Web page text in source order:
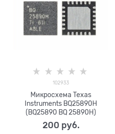
102933
Микросхема Texas
Instruments BQ25890H
(BQ25890 BQ 25890H)
200 руб.